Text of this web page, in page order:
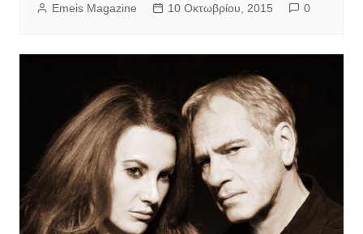
Emeis Magazine 10 Οκτωβρίου, 2015 0